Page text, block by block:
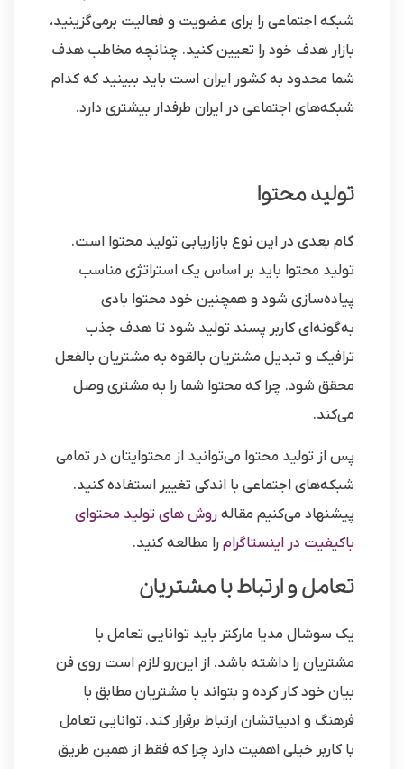
شبکه اجتماعی را برای عضویت و فعالیت برمی‌گزینید،
بازار هدف خود را تعیین کنید. چنانچه مخاطب هدف
شما محدود به کشور ایران است باید ببینید که کدام
شبکه‌های اجتماعی در ایران طرفدار بیشتری دارد.
تولید محتوا
گام بعدی در این نوع بازاریابی تولید محتوا است.
تولید محتوا باید بر اساس یک استراتژی مناسب
پیاده‌سازی شود و همچنین خود محتوا بادی
به‌گونه‌ای کاربر پسند تولید شود تا هدف جذب
ترافیک و تبدیل مشتریان بالقوه به مشتریان بالفعل
محقق شود. چرا که محتوا شما را به مشتری وصل
می‌کند.
پس از تولید محتوا می‌توانید از محتوایتان در تمامی
شبکه‌های اجتماعی با اندکی تغییر استفاده کنید.
پیشنهاد می‌کنیم مقاله روش های تولید محتوای
باکیفیت در اینستاگرام را مطالعه کنید.
تعامل و ارتباط با مشتریان
یک سوشال مدیا مارکتر باید توانایی تعامل با
مشتریان را داشته باشد. از این‌رو لازم است روی فن
بیان خود کار کرده و بتواند با مشتریان مطابق با
فرهنگ و ادبیاتشان ارتباط برقرار کند. توانایی تعامل
با کاربر خیلی اهمیت دارد چرا که فقط از همین طریق